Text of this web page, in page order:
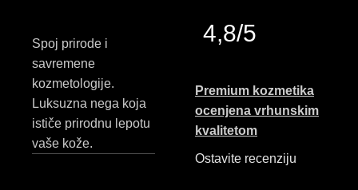
Princess Cosmetics neguje ideju o lepoti koja dolazi iz
prirode — topla, jednostavna i autentična. Naši proizvodi su
stvoreni da kožu ostave mekom, negovanom i vidljivo
zdravijom, uz mirise i teksture koje će vam svaki dan pružiti
mali trenutak uživanja.
Spoj prirode i
savremene
kozmetologije.
Luksuzna nega koja
ističe prirodnu lepotu
vaše kože.
4,8/5
Premium kozmetika
ocenjena vrhunskim
kvalitetom
Ostavite recenziju